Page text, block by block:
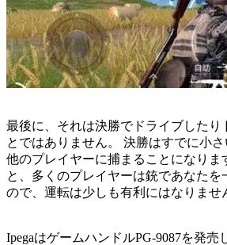
最後に、それは決勝でドライブしたり
とではありません。 決勝はすでに小
他のプレイヤーに捕まることになりま
と、多くのプレイヤーは銃であなたを
ので、運転は少しも有利にはなりませ
IpegaはゲームハンドルPG-9087を発売